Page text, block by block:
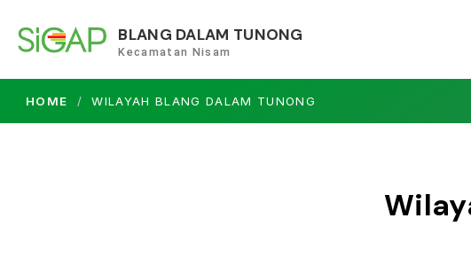
BLANG DALAM TUNONG
Kecamatan Nisam
HOME WILAYAH BLANG DALAM TUNONG